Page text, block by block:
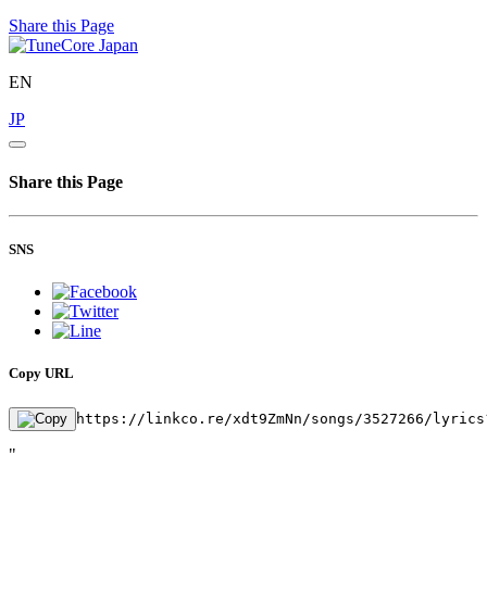
Share this Page
EN
JP
Share this Page
SNS
Copy URL
https://linkco.re/xdt9ZmNn/songs/3527266/
"